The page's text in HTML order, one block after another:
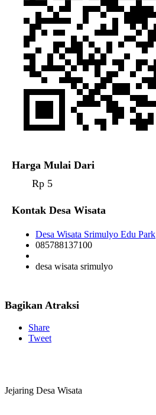
Harga Mulai Dari
Rp 5
Kontak Desa Wisata
Desa Wisata Srimulyo Edu Park
085788137100
desa wisata srimulyo
Bagikan Atraksi
Share
Tweet
Jejaring Desa Wisata